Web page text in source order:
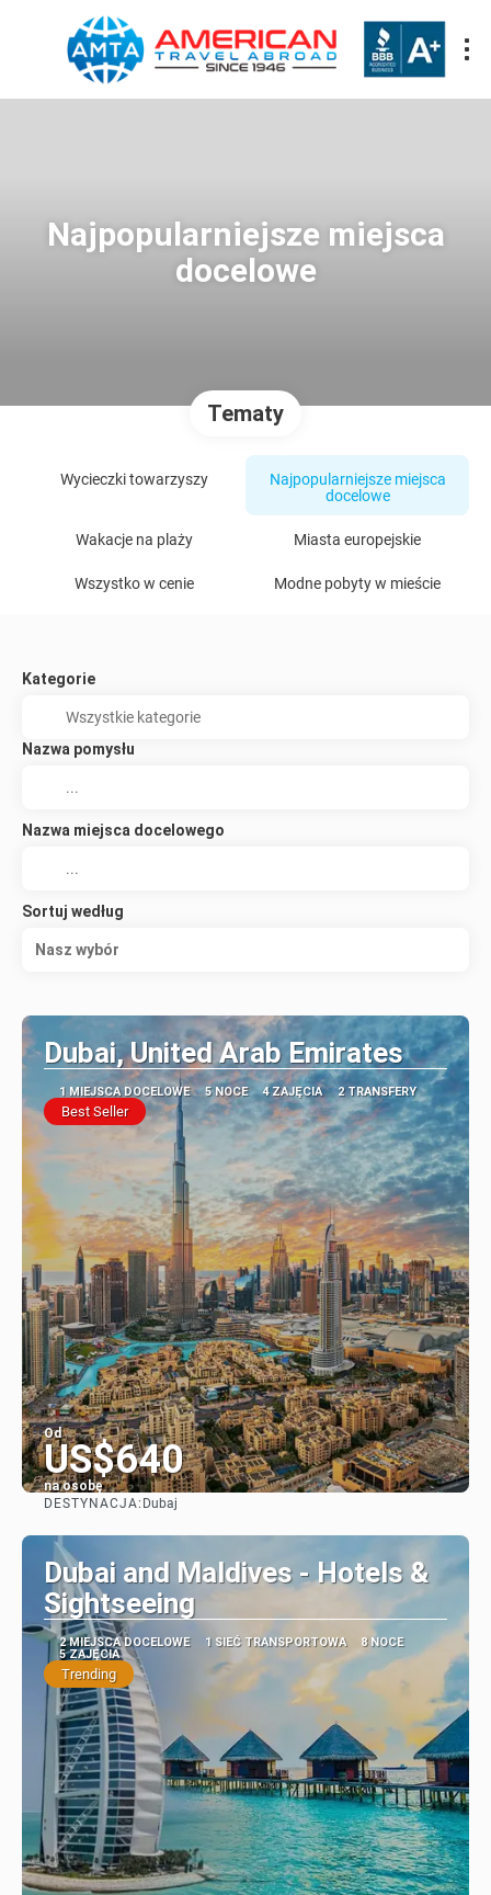
Najpopularniejsze miejsca
docelowe
Tematy
Wycieczki towarzyszy
Najpopularniejsze miejsca
docelowe
Wakacje na plaży Miasta europejskie
Wszystko w cenie Modne pobyty w mieście
Kategorie
Nazwa pomysłu
Nazwa miejsca docelowego
Sortuj według
Nasz wybór
Dubai, United Arab Emirates
1 MIEJSCA DOCELOWE 5 NOCE 4 ZAJĘCIA 2 TRANSFERY
Best Seller
Od
US$640
na osobę
DESTYNACJA: Dubaj
Dubai and Maldives - Hotels &
Sightseeing
2 MIEJSCA DOCELOWE 1 SIEĆ TRANSPORTOWA
8 NOCE
5 ZAJĘCIA
Trending